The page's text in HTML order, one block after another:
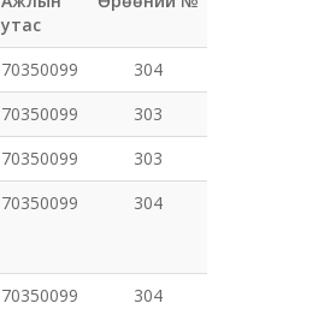
утас
70350099
304
70350099
303
70350099
303
70350099 304
70350099 304